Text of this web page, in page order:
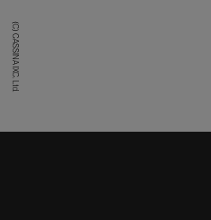
(C) CASSINA IXC. Ltd.